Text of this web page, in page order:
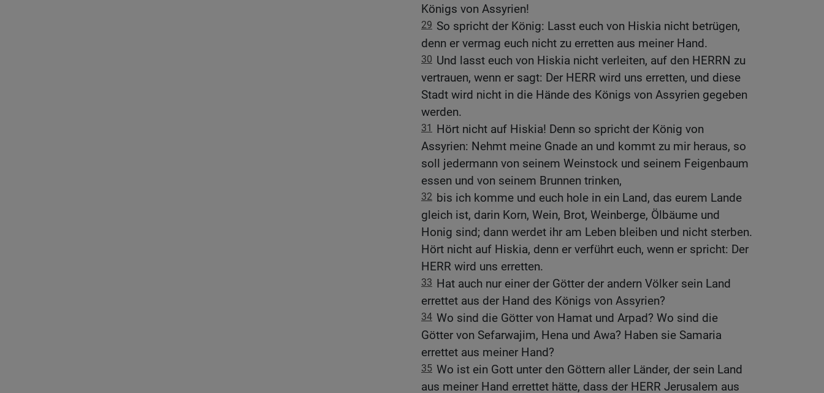
Königs von Assyrien!
29 So spricht der König: Lasst euch von Hiskia nicht betrügen,
denn er vermag euch nicht zu erretten aus meiner Hand.
30 Und lasst euch von Hiskia nicht verleiten, auf den HERRN zu
vertrauen, wenn er sagt: Der HERR wird uns erretten, und diese
Stadt wird nicht in die Hände des Königs von Assyrien gegeben
werden.
31
Hört nicht auf Hiskia! Denn so spricht der König von
Assyrien: Nehmt meine Gnade an und kommt zu mir heraus, so
soll jedermann von seinem Weinstock und seinem Feigenbaum
essen und von seinem Brunnen trinken,
32 bis ich komme und euch hole in ein Land, das eurem Lande
gleich ist, darin Korn, Wein, Brot, Weinberge, Ölbäume und
Honig sind; dann werdet ihr am Leben bleiben und nicht sterben.
Hört nicht auf Hiskia, denn er verführt euch, wenn er spricht: Der
HERR wird uns erretten.
33 Hat auch nur einer der Götter der andern Völker sein Land
errettet aus der Hand des Königs von Assyrien?
34 Wo sind die Götter von Hamat und Arpad? Wo sind die
Götter von Sefarwajim, Hena und Awa? Haben sie Samaria
errettet aus meiner Hand?
35 Wo ist ein Gott unter den Göttern aller Länder, der sein Land
aus meiner Hand errettet hätte, dass der HERR Jerusalem aus